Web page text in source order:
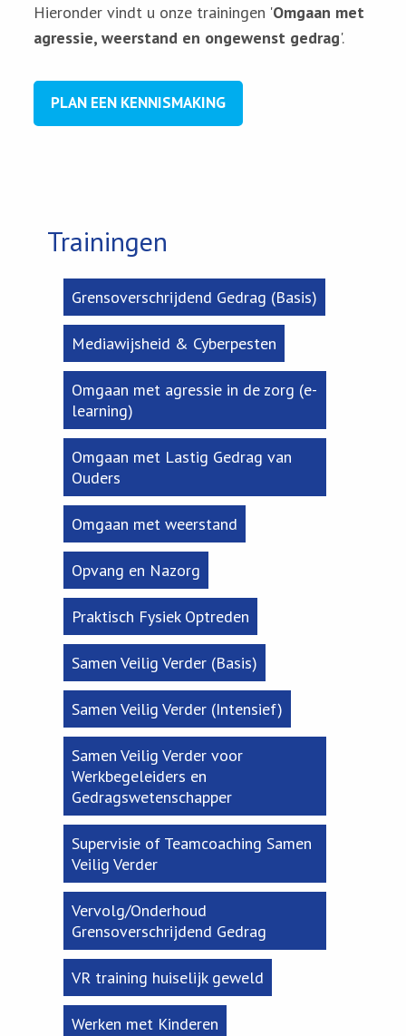
Hieronder vindt u onze trainingen 'Omgaan met
agressie, weerstand en ongewenst gedrag'.
PLAN EEN KENNISMAKING
Trainingen
Grensoverschrijdend Gedrag (Basis)
Mediawijsheid & Cyberpesten
Omgaan met agressie in de zorg (e-
learning)
Omgaan met Lastig Gedrag van
Ouders
Omgaan met weerstand
Opvang en Nazorg
Praktisch Fysiek Optreden
Samen Veilig Verder (Basis)
Samen Veilig Verder (Intensief)
Samen Veilig Verder voor
Werkbegeleiders en
Gedragswetenschapper
Supervisie of Teamcoaching Samen
Veilig Verder
Vervolg/Onderhoud
Grensoverschrijdend Gedrag
VR training huiselijk geweld
Werken met Kinderen